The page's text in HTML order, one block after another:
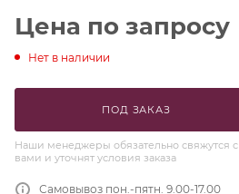
Цена по запросу
Нет в наличии
ПОД ЗАКАЗ
Наши менеджеры обязательно свяжутся с
вами и уточнят условия заказа
Самовывоз пон.-пятн. 9.00-17.00